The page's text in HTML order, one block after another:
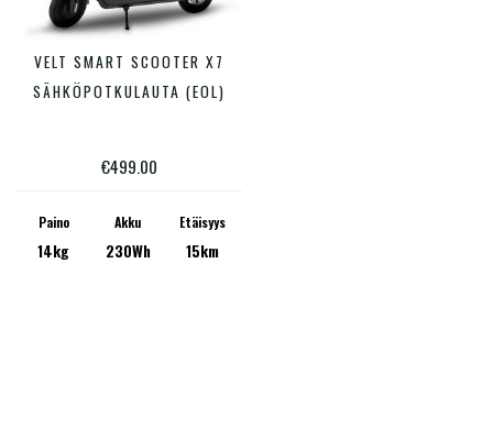
VALITSE VAIHTOEHDOISTA Tällä
tuotteella
Voit
tehdä
VELT SMART SCOOTER X7
SÄHKÖPOTKULAUTA (EOL)
€499.00
Paino
14kg
Akku
230Wh
Etäisyys
15km